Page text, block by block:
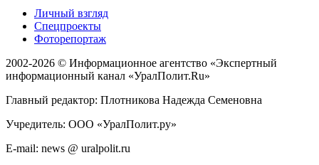
Личный взгляд
Спецпроекты
Фоторепортаж
2002-2026 © Информационное агентство «Экспертный
информационный канал «УралПолит.Ru»
Главный редактор: Плотникова Надежда Семеновна
Учредитель: ООО «УралПолит.ру»
E-mail: news @ uralpolit.ru